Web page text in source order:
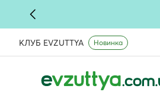
КЛУБ EVZUTTYA Новинка